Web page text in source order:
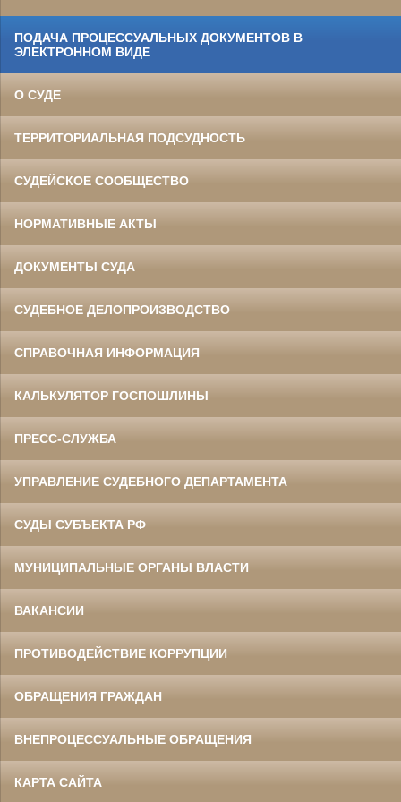
ПОДАЧА ПРОЦЕССУАЛЬНЫХ ДОКУМЕНТОВ В
ЭЛЕКТРОННОМ ВИДЕ
О СУДЕ
ТЕРРИТОРИАЛЬНАЯ ПОДСУДНОСТЬ
СУДЕЙСКОЕ СООБЩЕСТВО
НОРМАТИВНЫЕ АКТЫ
ДОКУМЕНТЫ СУДА
СУДЕБНОЕ ДЕЛОПРОИЗВОДСТВО
СПРАВОЧНАЯ ИНФОРМАЦИЯ
КАЛЬКУЛЯТОР ГОСПОШЛИНЫ
ПРЕСС-СЛУЖБА
УПРАВЛЕНИЕ СУДЕБНОГО ДЕПАРТАМЕНТА
СУДЫ СУБЪЕКТА РФ
МУНИЦИПАЛЬНЫЕ ОРГАНЫ ВЛАСТИ
ВАКАНСИИ
ПРОТИВОДЕЙСТВИЕ КОРРУПЦИИ
ОБРАЩЕНИЯ ГРАЖДАН
ВНЕПРОЦЕССУАЛЬНЫЕ ОБРАЩЕНИЯ
КАРТА САЙТА